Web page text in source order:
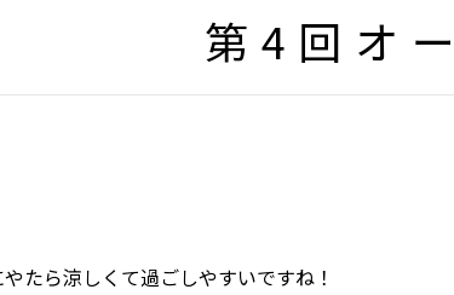
第4回オ
たら涼しくて過ごしやすいですね！